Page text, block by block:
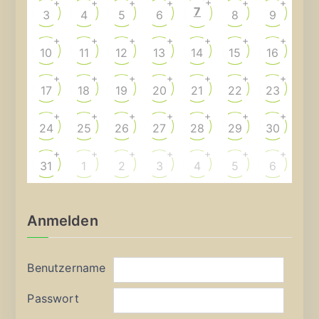
3
+
4
+
5
+
6
+
7 8
+
9
+
10
+
11
+
12
+
13
+
14
+
15
+
16
+
17
+
18
+
19
+
20
+
21
+
22
+
23
+
24
+
25
+
26
+
27
+
28
+
29
+
30
+
31
+
1
+
2
+
3
+
4
+
5
+
6
+
Anmelden
Benutzername
Passwort